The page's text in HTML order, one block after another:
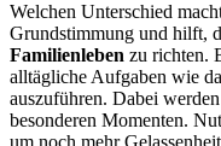
Welchen Unterschied
Grundstimmung und hilft,
Familienleben zu richten.
alltägliche Aufgaben wie
auszuführen. Dabei
besonderen Momenten.